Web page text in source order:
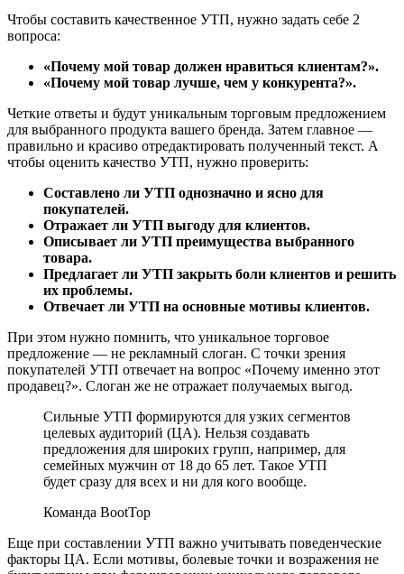
Чтобы составить качественное УТП, нужно задать себе 2
вопроса:
«Почему мой товар должен нравиться клиентам?».
«Почему мой товар лучше, чем у конкурента?».
Четкие ответы и будут уникальным торговым предложением
для выбранного продукта вашего бренда. Затем главное —
правильно и красиво отредактировать полученный текст. А
чтобы оценить качество УТП, нужно проверить:
Составлено ли УТП однозначно и ясно для
покупателей.
Отражает ли УТП выгоду для клиентов.
Описывает ли УТП преимущества выбранного
товара.
Предлагает ли УТП закрыть боли клиентов и решить
их проблемы.
Отвечает ли УТП на основные мотивы клиентов.
При этом нужно помнить, что уникальное торговое
предложение — не рекламный слоган. С точки зрения
покупателей УТП отвечает на вопрос «Почему именно этот
продавец?». Слоган же не отражает получаемых выгод.
Сильные УТП формируются для узких сегментов
целевых аудиторий (ЦА). Нельзя создавать
предложения для широких групп, например, для
семейных мужчин от 18 до 65 лет. Такое УТП
будет сразу для всех и ни для кого вообще.
Команда BootTop
Еще при составлении УТП важно учитывать поведенческие
факторы ЦА. Если мотивы, болевые точки и возражения не